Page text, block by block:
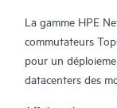
La gamme HPE
commutateurs
pour un
datacenters des